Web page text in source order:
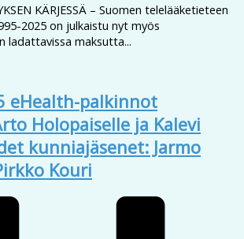
KÄRJESSÄ – Suomen telelääketieteen
2025 on julkaistu nyt myös
ladattavissa maksutta...
eHealth-palkinnot
Holopaiselle ja Kalevi
kunniajäsenet: Jarmo
Kouri